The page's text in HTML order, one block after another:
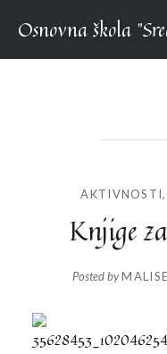
content
Osnovna škola
AKTIVNOSTI,
Knjige
Posted by